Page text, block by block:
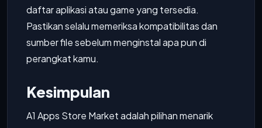
daftar aplikasi atau game yang tersedia.
Pastikan selalu memeriksa kompatibilitas dan
sumber file sebelum menginstal apa pun di
perangkat kamu.
Kesimpulan
A1 Apps Store Market adalah pilihan menarik